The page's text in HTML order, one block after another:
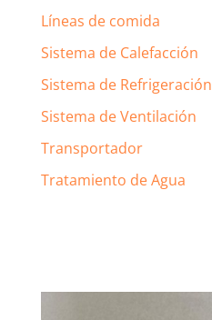
Líneas de comida
Sistema de Calefacción
Sistema de Refrigeración
Sistema de Ventilación
Transportador
Tratamiento de Agua